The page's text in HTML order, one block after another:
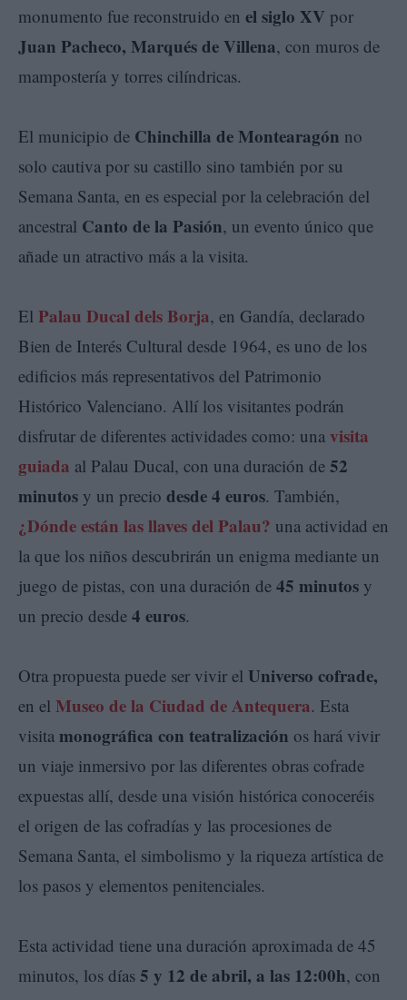
monumento fue reconstruido en el siglo XV por
Juan Pacheco, Marqués de Villena, con muros de
mampostería y torres cilíndricas.
El municipio de Chinchilla de Montearagón no
solo cautiva por su castillo sino también por su
Semana Santa, en es especial por la celebración del
ancestral Canto de la Pasión, un evento único que
añade un atractivo más a la visita.
El Palau Ducal dels Borja, en Gandía, declarado
Bien de Interés Cultural desde 1964, es uno de los
edificios más representativos del Patrimonio
Histórico Valenciano. Allí los visitantes podrán
disfrutar de diferentes actividades como: una visita
guiada al Palau Ducal, con una duración de 52
minutos y un precio desde 4 euros. También,
¿Dónde están las llaves del Palau? una actividad en
la que los niños descubrirán un enigma mediante un
juego de pistas, con una duración de 45 minutos y
un precio desde 4 euros.
Otra propuesta puede ser vivir el Universo cofrade,
en el Museo de la Ciudad de Antequera. Esta
visita monográfica con teatralización os hará vivir
un viaje inmersivo por las diferentes obras cofrade
expuestas allí, desde una visión histórica conoceréis
el origen de las cofradías y las procesiones de
Semana Santa, el simbolismo y la riqueza artística de
los pasos y elementos penitenciales.
Esta actividad tiene una duración aproximada de 45
minutos, los días 5 y 12 de abril, a las 12:00h, con